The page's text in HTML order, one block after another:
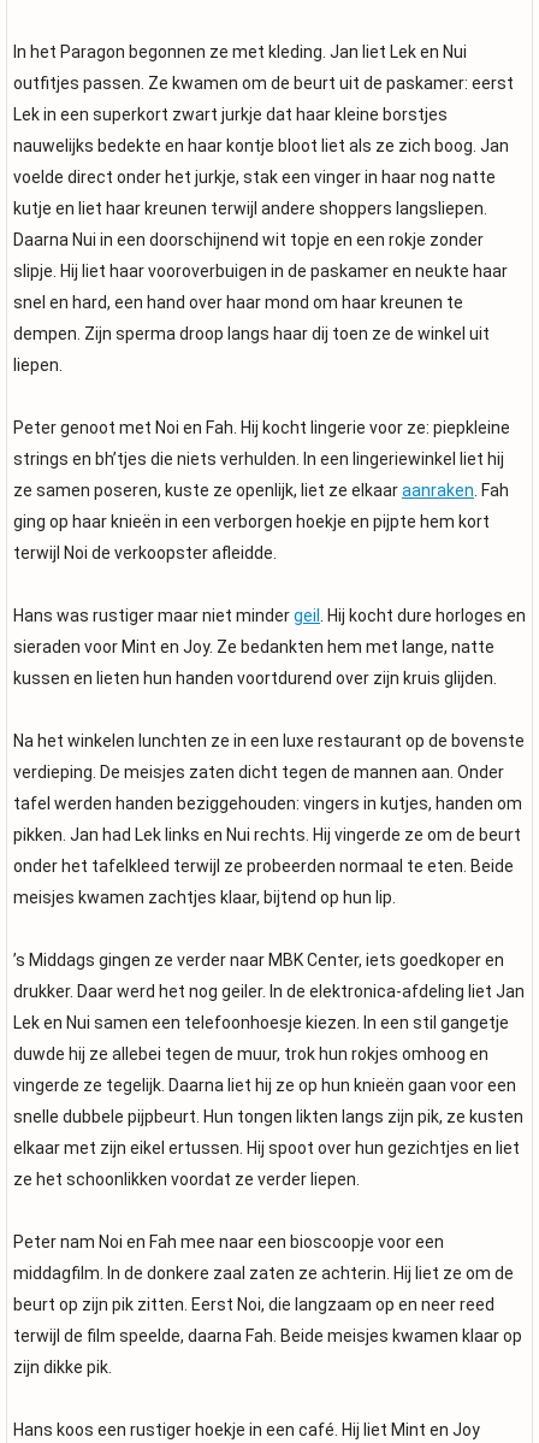
In het Paragon begonnen ze met kleding. Jan liet Lek en Nui
outfitjes passen. Ze kwamen om de beurt uit de paskamer: eerst
Lek in een superkort zwart jurkje dat haar kleine borstjes
nauwelijks bedekte en haar kontje bloot liet als ze zich boog. Jan
voelde direct onder het jurkje, stak een vinger in haar nog natte
kutje en liet haar kreunen terwijl andere shoppers langsliepen.
Daarna Nui in een doorschijnend wit topje en een rokje zonder
slipje. Hij liet haar vooroverbuigen in de paskamer en neukte haar
snel en hard, een hand over haar mond om haar kreunen te
dempen. Zijn sperma droop langs haar dij toen ze de winkel uit
liepen.
Peter genoot met Noi en Fah. Hij kocht lingerie voor ze: piepkleine
strings en bh’tjes die niets verhulden. In een lingeriewinkel liet hij
ze samen poseren, kuste ze openlijk, liet ze elkaaraanraken . Fah
ging op haar knieën in een verborgen hoekje en pijpte hem kort
terwijl Noi de verkoopster afleidde.
Hans was rustiger maar niet mindergeil
. Hij kocht dure horloges en
sieraden voor Mint en Joy. Ze bedankten hem met lange, natte
kussen en lieten hun handen voortdurend over zijn kruis glijden.
Na het winkelen lunchten ze in een luxe restaurant op de bovenste
verdieping. De meisjes zaten dicht tegen de mannen aan. Onder
tafel werden handen beziggehouden: vingers in kutjes, handen om
pikken. Jan had Lek links en Nui rechts. Hij vingerde ze om de beurt
onder het tafelkleed terwijl ze probeerden normaal te eten. Beide
meisjes kwamen zachtjes klaar, bijtend op hun lip.
’s Middags gingen ze verder naar MBK Center, iets goedkoper en
drukker. Daar werd het nog geiler. In de elektronica-afdeling liet Jan
Lek en Nui samen een telefoonhoesje kiezen. In een stil gangetje
duwde hij ze allebei tegen de muur, trok hun rokjes omhoog en
vingerde ze tegelijk. Daarna liet hij ze op hun knieën gaan voor een
snelle dubbele pijpbeurt. Hun tongen likten langs zijn pik, ze kusten
elkaar met zijn eikel ertussen. Hij spoot over hun gezichtjes en liet
ze het schoonlikken voordat ze verder liepen.
Peter nam Noi en Fah mee naar een bioscoopje voor een
middagfilm. In de donkere zaal zaten ze achterin. Hij liet ze om de
beurt op zijn pik zitten. Eerst Noi, die langzaam op en neer reed
terwijl de film speelde, daarna Fah. Beide meisjes kwamen klaar op
zijn dikke pik.
Hans koos een rustiger hoekje in een café. Hij liet Mint en Joy